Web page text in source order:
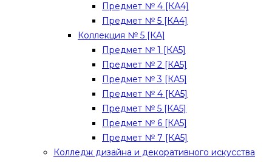
Предмет № 4 [КА4]
Предмет № 5 [КА4]
Коллекция № 5 [КА]
Предмет № 1 [КА5]
Предмет № 2 [КА5]
Предмет № 3 [КА5]
Предмет № 4 [КА5]
Предмет № 5 [КА5]
Предмет № 6 [КА5]
Предмет № 7 [КА5]
Колледж дизайна и декоративного искусства